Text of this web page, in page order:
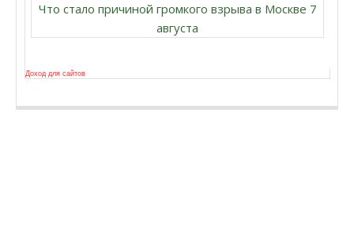
Что стало причиной громкого взрыва в Москве 7
августа
Доход для сайтов